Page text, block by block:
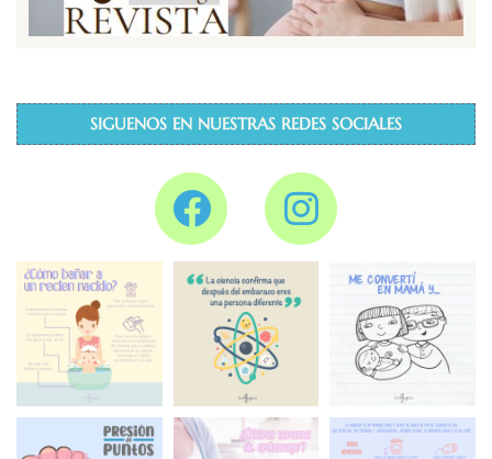
SIGUENOS EN NUESTRAS REDES SOCIALES